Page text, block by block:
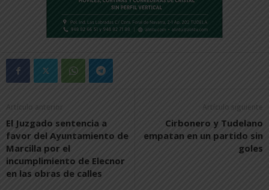
Artículo anterior
El Juzgado sentencia a
favor del Ayuntamiento de
Marcilla por el
incumplimiento de Elecnor
en las obras de calles
Artículo siguiente
Cirbonero y Tudelano
empatan en un partido sin
goles